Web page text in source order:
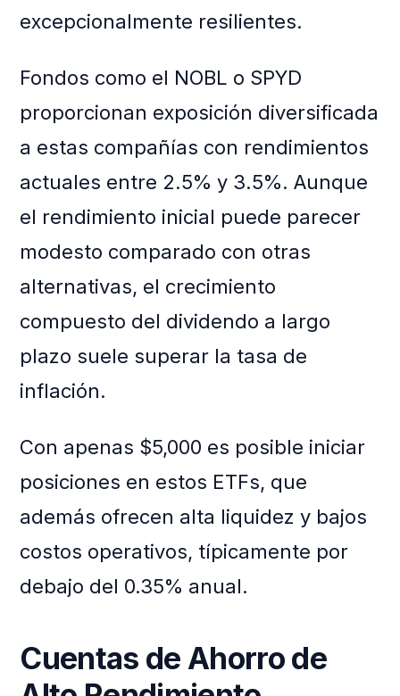
excepcionalmente resilientes.
Fondos como el NOBL o SPYD
proporcionan exposición diversificada
a estas compañías con rendimientos
actuales entre 2.5% y 3.5%. Aunque
el rendimiento inicial puede parecer
modesto comparado con otras
alternativas, el crecimiento
compuesto del dividendo a largo
plazo suele superar la tasa de
inflación.
Con apenas $5,000 es posible iniciar
posiciones en estos ETFs, que
además ofrecen alta liquidez y bajos
costos operativos, típicamente por
debajo del 0.35% anual.
Cuentas de Ahorro de